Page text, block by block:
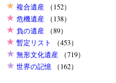
複合遺産（152）
危機遺産（138）
負の遺産（89）
暫定リスト
（453）
無形文化遺産（719）
世界の記憶（162）